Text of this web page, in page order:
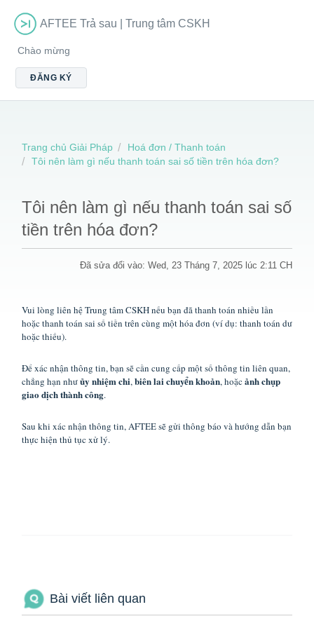
AFTEE Trả sau | Trung tâm CSKH
Chào mừng
ĐĂNG KÝ
Trang chủ Giải Pháp
Hoá đơn / Thanh toán
Tôi nên làm gì nếu thanh toán sai số tiền trên hóa đơn?
Tôi nên làm gì nếu thanh toán sai số
tiền trên hóa đơn?
Đã sửa đổi vào: Wed, 23 Tháng 7, 2025 lúc 2:11 CH
Vui lòng liên hệ Trung tâm CSKH nếu bạn đã thanh toán nhiều lần
hoặc thanh toán sai số tiền trên cùng một hóa đơn (ví dụ: thanh toán dư
hoặc thiếu).
Để xác nhận thông tin, bạn sẽ cần cung cấp một số thông tin liên quan,
chẳng hạn nhưủy nhiệm chi,biên lai chuyển khoản, hoặc ảnh chụp
giao dịch thành công.
Sau khi xác nhận thông tin, AFTEE sẽ gửi thông báo và hướng dẫn bạn
thực hiện thủ tục xử lý.
Bài viết liên quan